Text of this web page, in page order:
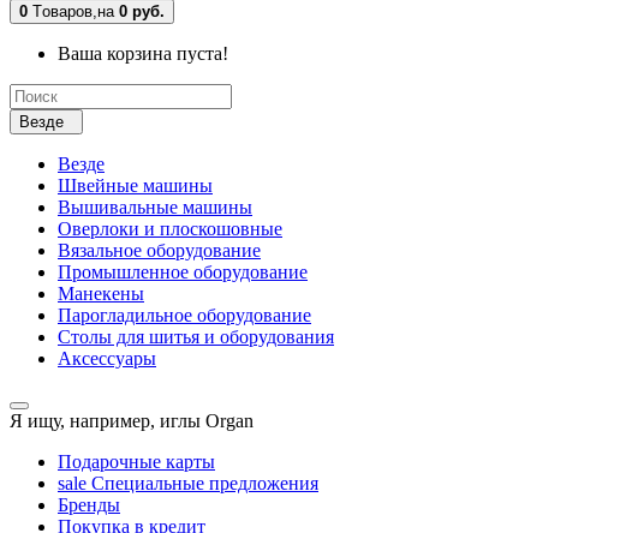
0 Tоваров,на 0 руб.
Ваша корзина пуста!
Везде
Везде
Швейные машины
Вышивальные машины
Оверлоки и плоскошовные
Вязальное оборудование
Промышленное оборудование
Манекены
Парогладильное оборудование
Столы для шитья и оборудования
Аксессуары
Я ищу, например, иглы Organ
Подарочные карты
sale Специальные предложения
Бренды
Покупка в кредит